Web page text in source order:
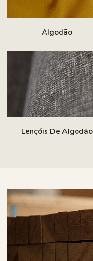
Algodão
Lençóis De Algodão